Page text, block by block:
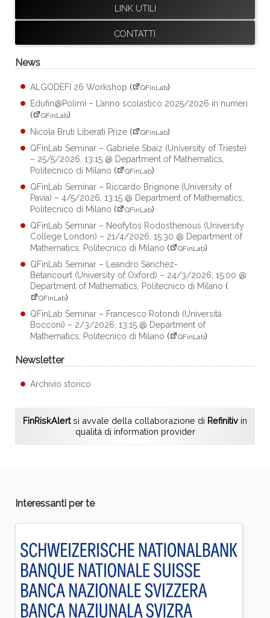
LINK UTILI
CONTATTI
News
ALGODEFI 26 Workshop ( QFinLab)
Edufin@Polimi – L’anno scolastico 2025/2026 in numeri
(
QFinLab)
Nicola Bruti Liberati Prize ( QFinLab)
QFinLab Seminar – Gabriele Sbaiz (University of Trieste)
– 25/5/2026, 13:15 @ Department of Mathematics,
Politecnico di Milano ( QFinLab)
QFinLab Seminar – Riccardo Brignone (University of
Pavia) – 4/5/2026, 13:15 @ Department of Mathematics,
Politecnico di Milano ( QFinLab)
QFinLab Seminar – Neofytos Rodosthenous (University
College London) – 21/4/2026, 15:30 @ Department of
Mathematics, Politecnico di Milano ( QFinLab)
QFinLab Seminar – Leandro Sánchez-
Betancourt (University of Oxford) – 24/3/2026, 15:00 @
Department of Mathematics, Politecnico di Milano (
QFinLab)
QFinLab Seminar – Francesco Rotondi (Università
Bocconi) – 2/3/2026, 13:15 @ Department of
Mathematics, Politecnico di Milano ( QFinLab)
Newsletter
Archivio storico
FinRiskAlertsi avvale della collaborazione di Refinitiv in
qualità di information provider
Interessanti per te